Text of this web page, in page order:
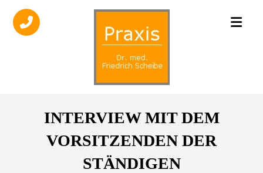
INTERVIEW MIT DEM
VORSITZENDEN DER
STÄNDIGEN